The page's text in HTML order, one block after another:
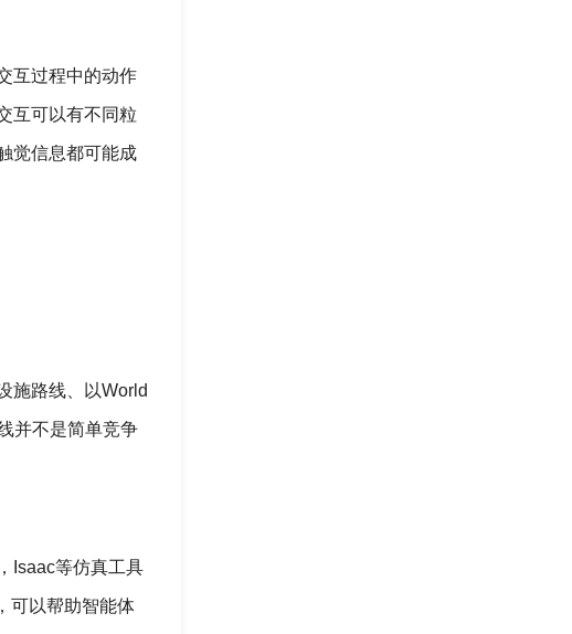
互过程中的动作
互可以有不同粒
觉信息都可能成
施路线、以World
并不是简单竞争
Isaac等仿真工具
可以帮助智能体